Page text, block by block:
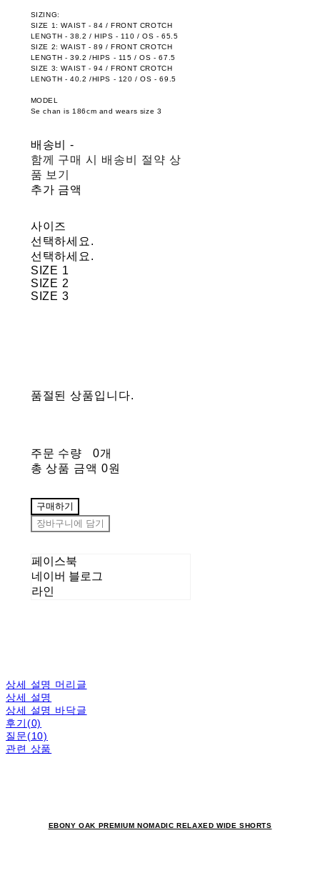
SIZING:
SIZE 1: WAIST - 84 / FRONT CROTCH
LENGTH - 38.2 / HIPS - 110 / OS - 65.5
SIZE 2: WAIST - 89 / FRONT CROTCH
LENGTH - 39.2 /HIPS - 115 / OS - 67.5
SIZE 3: WAIST - 94 / FRONT CROTCH
LENGTH - 40.2 /HIPS - 120 / OS - 69.5
MODEL
Se chan is 186cm and wears size 3
배송비-
함께 구매 시 배송비 절약 상
품 보기
추가 금액
사이즈
선택하세요.
선택하세요.
SIZE 1
SIZE 2
SIZE 3
품절된 상품입니다.
주문 수량
0개
총 상품 금액 0원
구매하기
장바구니에 담기
페이스북
네이버 블로그
라인
상세 설명 머리글
상세 설명
상세 설명 바닥글
후기(0)
질문(10)
관련 상품
EBONY OAK PREMIUM NOMADIC RELAXED WIDE SHORTS